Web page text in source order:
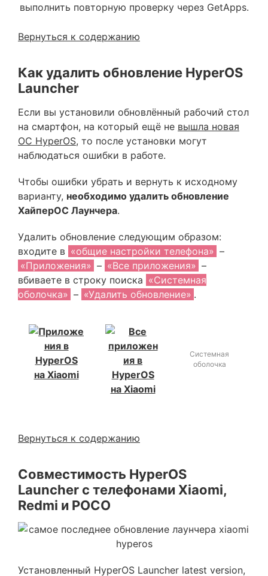
выполнить повторную проверку через GetApps.
Вернуться к содержанию
Как удалить обновление HyperOS
Launcher
Если вы установили обновлённый рабочий стол
на смартфон, на который ещё не вышла новая
ОС HyperOS, то после установки могут
наблюдаться ошибки в работе.
Чтобы ошибки убрать и вернуть к исходному
варианту, необходимо удалить обновление
ХайперОС Лаунчера.
Удалить обновление следующим образом:
входите в «общие настройки телефона» –
«Приложения» – «Все приложения» –
вбиваете в строку поиска «Системная
оболочка» – «Удалить обновление» .
Системная
оболочка
Вернуться к содержанию
Совместимость HyperOS
Launcher с телефонами Xiaomi,
Redmi и POCO
Установленный HyperOS Launcher latest version,